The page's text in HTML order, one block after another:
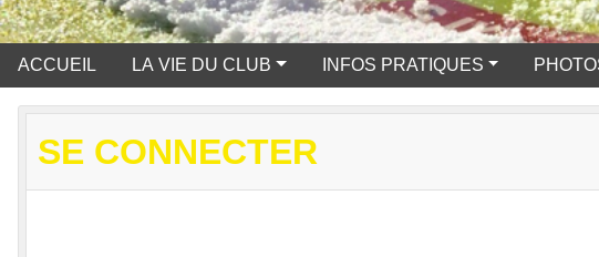
ACCUEIL LA VIE DU CLUB INFOS PRATIQUES
SE CONNECTER